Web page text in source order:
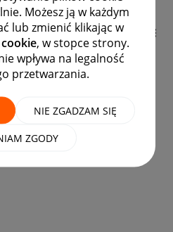
Możesz ją w każdym
lub zmienić klikając w
, w stopce strony.
wpływa na legalność
przetwarzania.
NIE ZGADZAM SIĘ
ZGODY
odbioru swojej paczki